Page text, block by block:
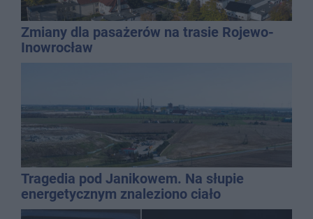
Zmiany dla pasażerów na trasie Rojewo-
Inowrocław
Tragedia pod Janikowem. Na słupie
energetycznym znaleziono ciało
mężczyzny